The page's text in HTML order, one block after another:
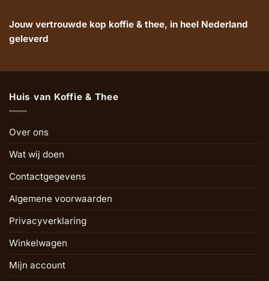
Jouw vertrouwde kop koffie & thee, in heel Nederland
geleverd
Huis van Koffie & Thee
Over ons
Wat wij doen
Contactgegevens
Algemene voorwaarden
Privacyverklaring
Winkelwagen
Mijn account